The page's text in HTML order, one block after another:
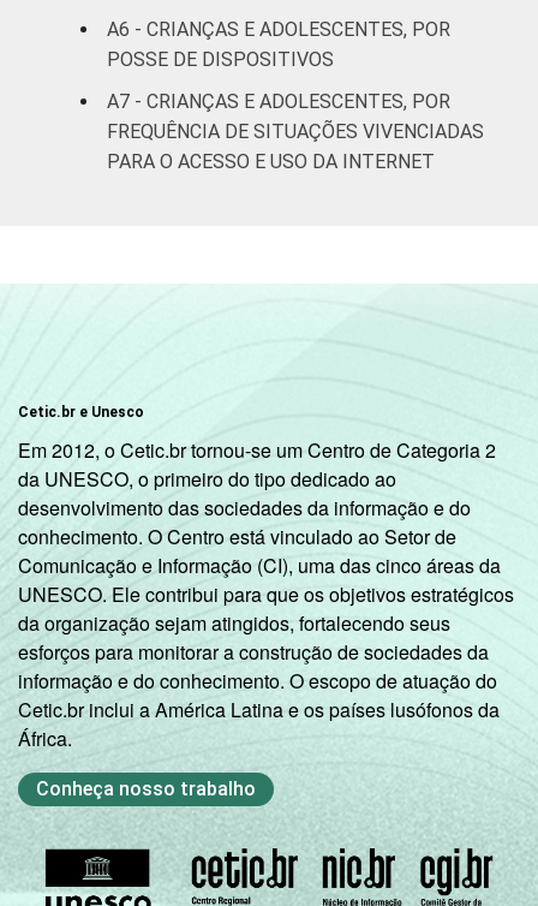
CLASSE
SOCIAL
AB 43
DE 53
Pesquisa sobre o uso da Internet por
crianças e adolescentes no Brasil – TIC Kids
Online Brasil 2022.
A6 - CRIANÇAS E ADOLESCENTES, POR
POSSE DE DISPOSITIVOS
A7 - CRIANÇAS E ADOLESCENTES, POR
FREQUÊNCIA DE SITUAÇÕES VIVENCIADAS
PARA O ACESSO E USO DA INTERNET
Cetic.br e Unesco
Em 2012, o Cetic.br tornou-se um Centro de Categoria 2
da UNESCO, o primeiro do tipo dedicado ao
desenvolvimento das sociedades da informação e do
conhecimento. O Centro está vinculado ao Setor de
Comunicação e Informação (CI), uma das cinco áreas da
UNESCO. Ele contribui para que os objetivos estratégicos
da organização sejam atingidos, fortalecendo seus
esforços para monitorar a construção de sociedades da
informação e do conhecimento. O escopo de atuação do
Cetic.br inclui a América Latina e os países lusófonos da
África.
Conheça nosso trabalho